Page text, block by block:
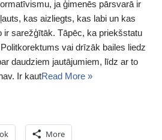
ja ģimenēs pārsvarā ir
kas aizliegts, kas labi un kas
ir sarežģītāk. Tāpēc, ka priekšstatu
vai drīzāk bailes liedz
daudziem jautājumiem, līdz ar to
Ir kautRead More »
More